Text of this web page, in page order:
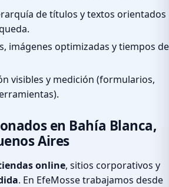
de títulos y textos orientados
imágenes optimizadas y tiempos de
visibles y medición (formularios,
en Bahía Blanca,
Aires
online, sitios corporativos y
. En EfeMosse trabajamos desde